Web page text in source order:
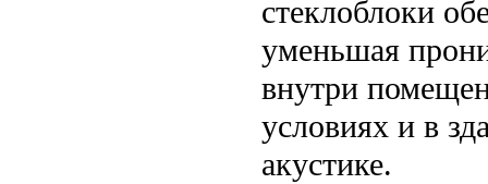
стеклоблоки
уменьшая
внутри
условиях и в
акустике.